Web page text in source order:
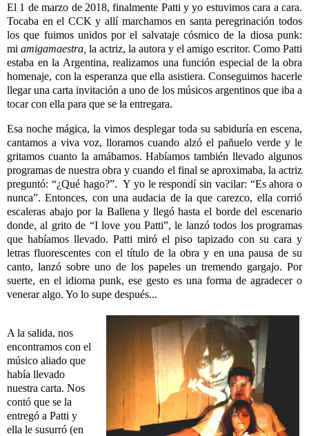
El 1 de marzo de 2018, finalmente Patti y yo estuvimos cara a cara.
Tocaba en el CCK y allí marchamos en santa peregrinación todos
los que fuimos unidos por el salvataje cósmico de la diosa punk:
mi amigamaestra, la actriz, la autora y el amigo escritor. Como Patti
estaba en la Argentina, realizamos una función especial de la obra
homenaje, con la esperanza que ella asistiera. Conseguimos hacerle
llegar una carta invitación a uno de los músicos argentinos que iba a
tocar con ella para que se la entregara.
Esa noche mágica, la vimos desplegar toda su sabiduría en escena,
cantamos a viva voz, lloramos cuando alzó el pañuelo verde y le
gritamos cuanto la amábamos. Habíamos también llevado algunos
programas de nuestra obra y cuando el final se aproximaba, la actriz
preguntó: “¿Qué hago?”. Y yo le respondí sin vacilar: “Es ahora o
nunca”. Entonces, con una audacia de la que carezco, ella corrió
escaleras abajo por la Ballena y llegó hasta el borde del escenario
donde, al grito de “I love you Patti”, le lanzó todos los programas
que habíamos llevado. Patti miró el piso tapizado con su cara y
letras fluorescentes con el título de la obra y en una pausa de su
canto, lanzó sobre uno de los papeles un tremendo gargajo. Por
suerte, en el idioma punk, ese gesto es una forma de agradecer o
venerar algo. Yo lo supe después...
A la salida, nos
encontramos con el
músico aliado que
había llevado
nuestra carta. Nos
contó que se la
entregó a Patti y
ella le susurró (en